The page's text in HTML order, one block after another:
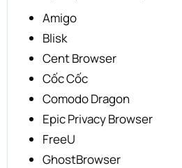
Amigo
Blisk
Cent Browser
Cốc Cốc
Comodo Dragon
Epic Privacy Browser
FreeU
GhostBrowser